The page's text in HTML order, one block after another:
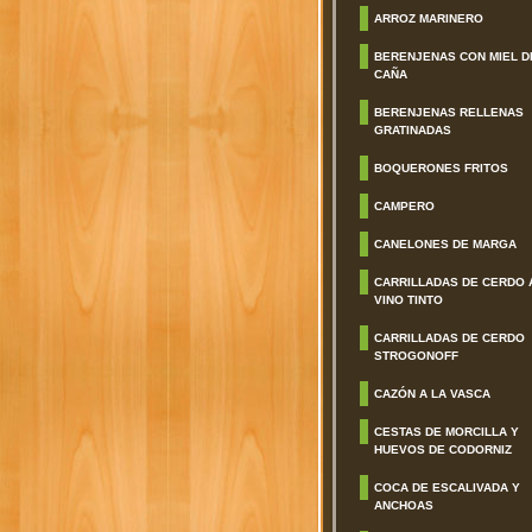
ARROZ MARINERO
BERENJENAS CON MIEL
CAÑA
BERENJENAS RELLENAS
GRATINADAS
BOQUERONES FRITOS
CAMPERO
CANELONES DE MARGA
CARRILLADAS DE CERDO
VINO TINTO
CARRILLADAS DE CERDO
STROGONOFF
CAZÓN A LA VASCA
CESTAS DE MORCILLA Y
HUEVOS DE CODORNIZ
COCA DE ESCALIVADA Y
ANCHOAS